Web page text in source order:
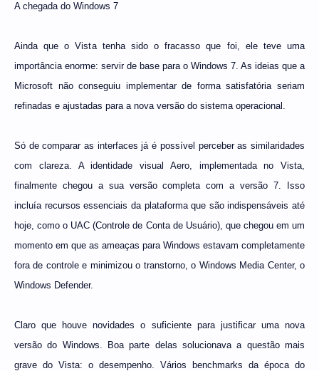
A chegada do Windows 7
Ainda que o Vista tenha sido o fracasso que foi, ele teve uma
importância enorme: servir de base para o Windows 7. As ideias que a
Microsoft não conseguiu implementar de forma satisfatória seriam
refinadas e ajustadas para a nova versão do sistema operacional.
Só de comparar as interfaces já é possível perceber as similaridades
com clareza. A identidade visual Aero, implementada no Vista,
finalmente chegou a sua versão completa com a versão 7. Isso
incluía recursos essenciais da plataforma que são indispensáveis até
hoje, como o UAC (Controle de Conta de Usuário), que chegou em um
momento em que as ameaças para Windows estavam completamente
fora de controle e minimizou o transtorno, o Windows Media Center, o
Windows Defender.
Claro que houve novidades o suficiente para justificar uma nova
versão do Windows. Boa parte delas solucionava a questão mais
grave do Vista: o desempenho. Vários benchmarks da época do